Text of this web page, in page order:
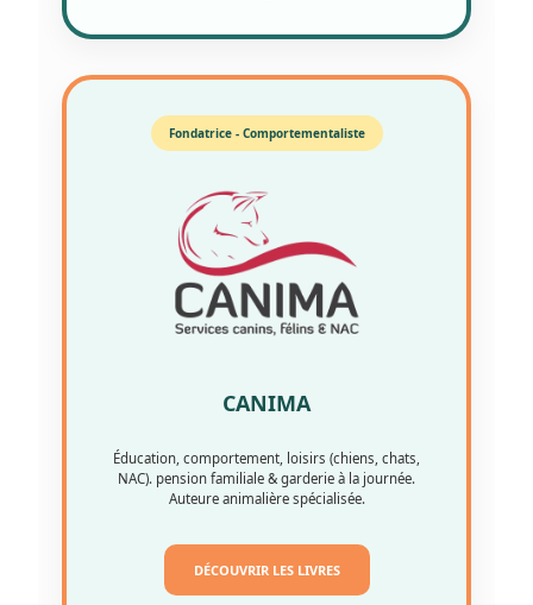
Fondatrice - Comportementaliste
CANIMA
Éducation, comportement, loisirs (chiens, chats,
NAC). pension familiale & garderie à la journée.
Auteure animalière spécialisée.
DÉCOUVRIR LES LIVRES